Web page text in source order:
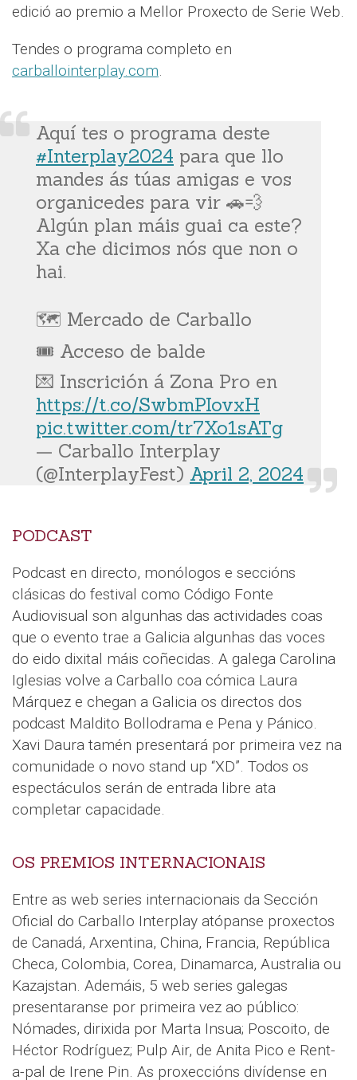
edició ao premio a Mellor Proxecto de Serie Web.
Tendes o programa completo en
carballointerplay.com.
Aquí tes o programa deste
#Interplay2024 para que llo
mandes ás túas amigas e vos
organicedes para vir 🚗💨
Algún plan máis guai ca este?
Xa che dicimos nós que non o
hai.
🗺 Mercado de Carballo
🎟 Acceso de balde
💌 Inscrición á Zona Pro en
https://t.co/SwbmPIovxH
pic.twitter.com/tr7Xo1sATg
— Carballo Interplay
(@InterplayFest) April 2, 2024
PODCAST
Podcast en directo, monólogos e seccións
clásicas do festival como Código Fonte
Audiovisual son algunhas das actividades coas
que o evento trae a Galicia algunhas das voces
do eido dixital máis coñecidas. A galega Carolina
Iglesias volve a Carballo coa cómica Laura
Márquez e chegan a Galicia os directos dos
podcast Maldito Bollodrama e Pena y Pánico.
Xavi Daura tamén presentará por primeira vez na
comunidade o novo stand up “XD”. Todos os
espectáculos serán de entrada libre ata
completar capacidade.
OS PREMIOS INTERNACIONAIS
Entre as web series internacionais da Sección
Oficial do Carballo Interplay atópanse proxectos
de Canadá, Arxentina, China, Francia, República
Checa, Colombia, Corea, Dinamarca, Australia ou
Kazajstan. Ademáis, 5 web series galegas
presentaranse por primeira vez ao público:
Nómades, dirixida por Marta Insua; Poscoito, de
Héctor Rodríguez; Pulp Air, de Anita Pico e Rent-
a-pal de Irene Pin. As proxeccións divídense en